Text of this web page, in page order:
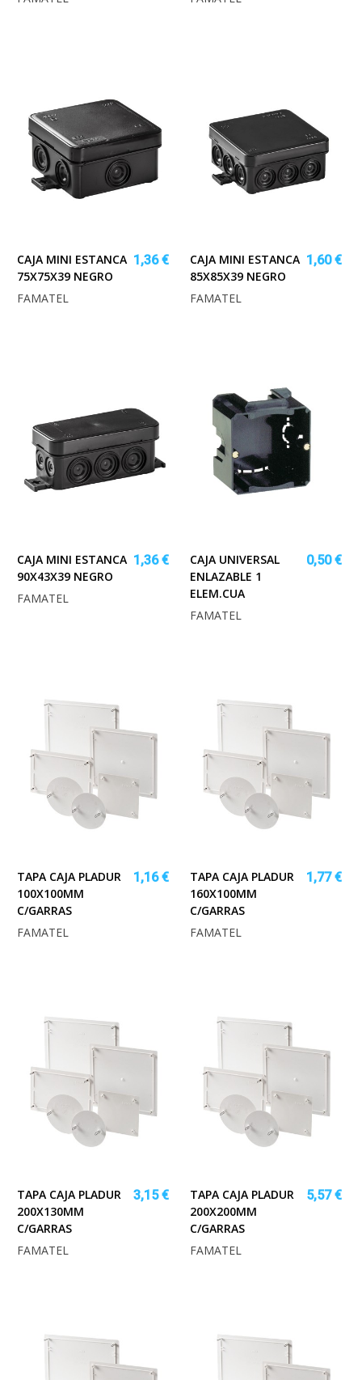
CAJA MINI ESTANCA
75X75X39 NEGRO
1,36 €
FAMATEL
CAJA MINI ESTANCA
85X85X39 NEGRO
1,60 €
FAMATEL
CAJA MINI ESTANCA
90X43X39 NEGRO
1,36 €
FAMATEL
CAJA UNIVERSAL
ENLAZABLE 1
ELEM.CUA
0,50 €
FAMATEL
TAPA CAJA PLADUR
100X100MM
C/GARRAS
1,16 €
FAMATEL
TAPA CAJA PLADUR
160X100MM
C/GARRAS
1,77 €
FAMATEL
TAPA CAJA PLADUR
200X130MM
C/GARRAS
3,15 €
FAMATEL
TAPA CAJA PLADUR
200X200MM
C/GARRAS
5,57 €
FAMATEL